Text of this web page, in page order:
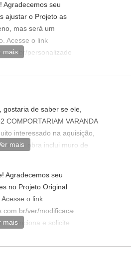
Agradecemos seu
ajustar o Projeto as
mas será um
Acesse o link
personalizado
como nosso cliente.
mais
de saber se ele,
COMPORTARIAM VARANDA
interessado na aquisição,
da obra inclui muro de
corpo da casa.
mais
Agradecemos seu
no Projeto Original
o link
ver/modificacao?
funciona e solicite
- Ivana -
mais